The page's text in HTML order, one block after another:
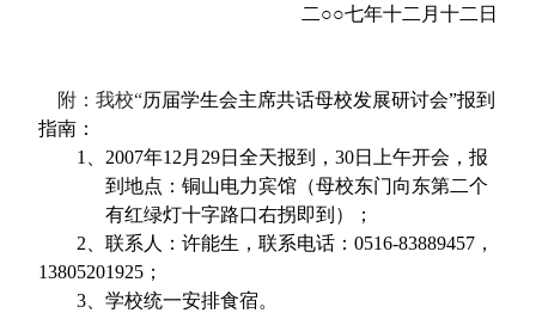
二○○七年十二月十二日
附：我校“历届学生会主席共话母校发展研讨会”报到
指南：
1
2007年12 月 29日 全天报到， 30日上午开会，报
到地点：铜山电力宾馆（母校东门向东第二个
有红绿灯十字路口右拐即到）；
2 、联系人：许能生，联系电话： 0516-83889457 ，
13805201925 ；
3 、学校统一安排食宿。